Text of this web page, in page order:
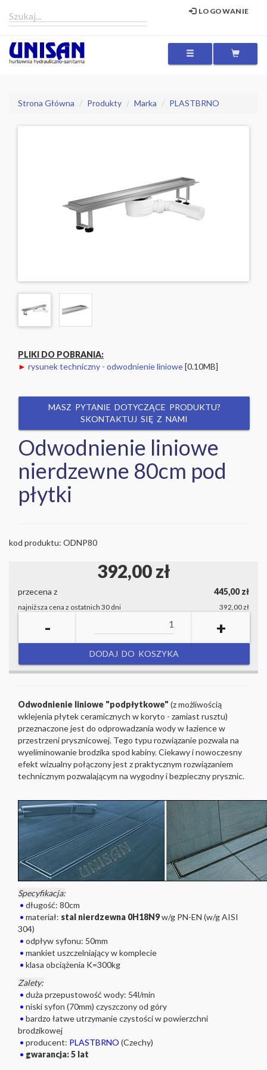
LOGOWANIE
MENU
Strona Główna Produkty Marka PLASTBRNO
PLIKI DO POBRANIA:
► rysunek techniczny - odwodnienie liniowe[0.10MB]
MASZ PYTANIE DOTYCZĄCE PRODUKTU?
SKONTAKTUJ SIĘ Z NAMI
Odwodnienie liniowe
nierdzewne 80cm pod
płytki
kod produktu: ODNP80
392,00 zł
przecena z 445,00 zł
najniższa cena z ostatnich 30 dni 392,00 zł
- +
DODAJ DO KOSZYKA
Odwodnienie liniowe "podpłytkowe" (z możliwością
wklejenia płytek ceramicznych w koryto - zamiast rusztu)
przeznaczone jest do odprowadzania wody w łazience w
przestrzeni prysznicowej. Tego typu rozwiązanie pozwala na
wyeliminowanie brodzika spod kabiny. Ciekawy i nowoczesny
efekt wizualny połączony jest z praktycznym rozwiązaniem
technicznym pozwalającym na wygodny i bezpieczny prysznic.
Specyfikacja:
• długość: 80cm
• materiał: stal nierdzewna 0H18N9w/g PN-EN (w/g AISI
304)
• odpływ syfonu: 50mm
• mankiet uszczelniający w komplecie
• klasa obciążenia K=300kg
Zalety:
• duża przepustowość wody: 54l/min
• niski syfon (70mm) czyszczony od góry
• bardzo łatwe utrzymanie czystości w powierzchni
brodzikowej
• producent: PLASTBRNO (Czechy)
• gwarancja: 5 lat